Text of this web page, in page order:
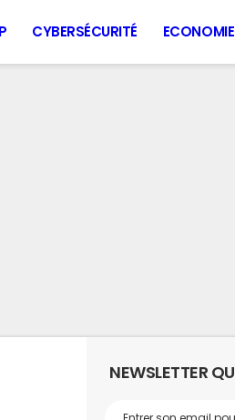
CYBERSÉCURITÉ ECONOMIE
NEWSLETTER